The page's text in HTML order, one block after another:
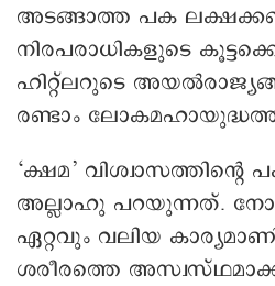
അടങ്ങാത്ത പക
നിരപരാധികളുടെ
ഹിറ്റ്ലറുടെ
രണ്ടാം
‘ക്ഷമ’
അല്ലാഹു പറയുന്നത്.
ഏറ്റവും വലിയ
ശരീരത്തെ